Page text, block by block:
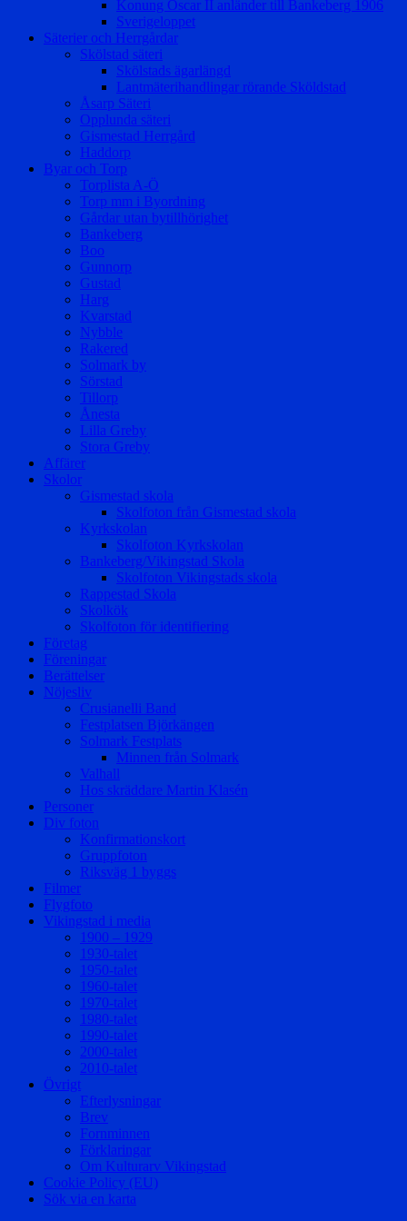
Konung Oscar II anländer till Bankeberg 1906
Sverigeloppet
Säterier och Herrgårdar
Skölstad säteri
Skölstads ägarlängd
Lantmäterihandlingar rörande Sköldstad
Åsarp Säteri
Opplunda säteri
Gismestad Herrgård
Haddorp
Byar och Torp
Torplista A-Ö
Torp mm i Byordning
Gårdar utan bytillhörighet
Bankeberg
Boo
Gunnorp
Gustad
Harg
Kvarstad
Nybble
Rakered
Solmark by
Sörstad
Tillorp
Ånesta
Lilla Greby
Stora Greby
Affärer
Skolor
Gismestad skola
Skolfoton från Gismestad skola
Kyrkskolan
Skolfoton Kyrkskolan
Bankeberg/Vikingstad Skola
Skolfoton Vikingstads skola
Rappestad Skola
Skolkök
Skolfoton för identifiering
Företag
Föreningar
Berättelser
Nöjesliv
Crusianelli Band
Festplatsen Björkängen
Solmark Festplats
Minnen från Solmark
Valhall
Hos skräddare Martin Klasén
Personer
Div foton
Konfirmationskort
Gruppfoton
Riksväg 1 byggs
Filmer
Flygfoto
Vikingstad i media
1900 – 1929
1930-talet
1950-talet
1960-talet
1970-talet
1980-talet
1990-talet
2000-talet
2010-talet
Övrigt
Efterlysningar
Brev
Fornminnen
Förklaringar
Om Kulturarv Vikingstad
Cookie Policy (EU)
Sök via en karta